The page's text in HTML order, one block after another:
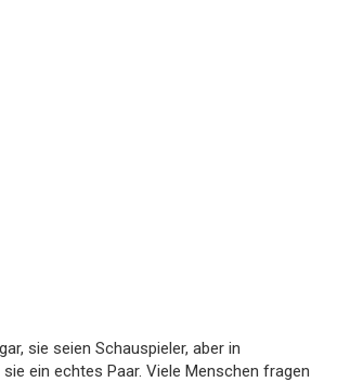
sie seien Schauspieler, aber in
ein echtes Paar. Viele Menschen fragen